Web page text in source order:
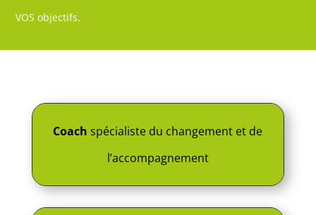
VOS objectifs.
Coach spécialiste du changement et de
l’accompagnement